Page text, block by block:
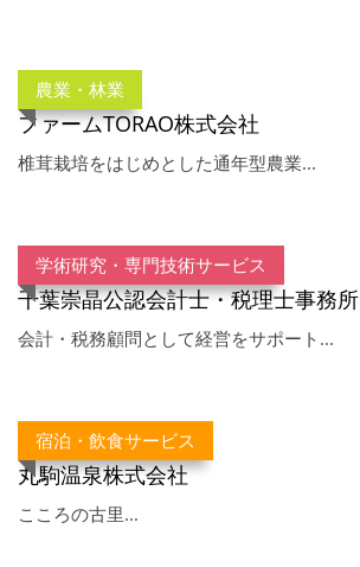
農業・林業
ファームTORAO株式会社
椎茸栽培をはじめとした通年型農業...
学術研究・専門技術サービス
千葉崇晶公認会計士・税理士事務所
会計・税務顧問として経営をサポート...
宿泊・飲食サービス
丸駒温泉株式会社
こころの古里...